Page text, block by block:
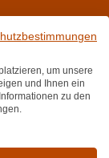
an
um unsere
und Ihnen ein
zu den